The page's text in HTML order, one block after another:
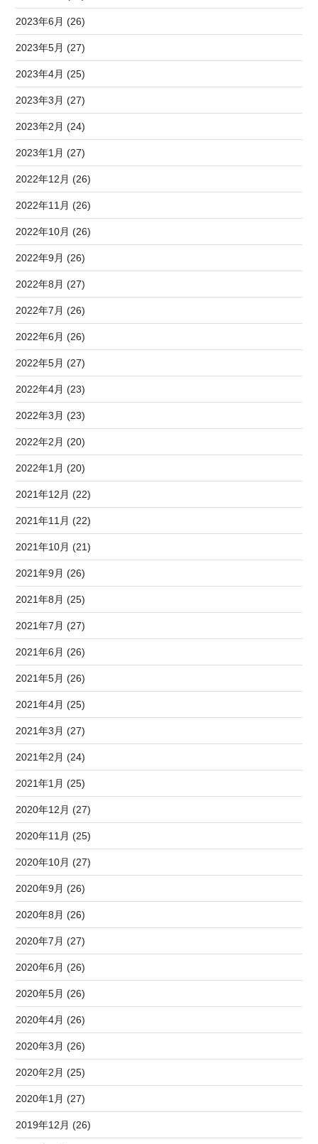
2023年6月 (26)
2023年5月 (27)
2023年4月 (25)
2023年3月 (27)
2023年2月 (24)
2023年1月 (27)
2022年12月 (26)
2022年11月 (26)
2022年10月 (26)
2022年9月 (26)
2022年8月 (27)
2022年7月 (26)
2022年6月 (26)
2022年5月 (27)
2022年4月 (23)
2022年3月 (23)
2022年2月 (20)
2022年1月 (20)
2021年12月 (22)
2021年11月 (22)
2021年10月 (21)
2021年9月 (26)
2021年8月 (25)
2021年7月 (27)
2021年6月 (26)
2021年5月 (26)
2021年4月 (25)
2021年3月 (27)
2021年2月 (24)
2021年1月 (25)
2020年12月 (27)
2020年11月 (25)
2020年10月 (27)
2020年9月 (26)
2020年8月 (26)
2020年7月 (27)
2020年6月 (26)
2020年5月 (26)
2020年4月 (26)
2020年3月 (26)
2020年2月 (25)
2020年1月 (27)
2019年12月 (26)